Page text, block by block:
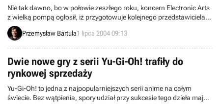
Nie tak dawno, bo w połowie zeszłego roku, koncern Electronic Arts
z wielką pompą ogłosił, iż przygotowuje kolejnego przedstawiciela
serii Ultima, reprezentującego gatunek MMOcRPG. Grę
zatytułowano Ultima X: Odyssey i jako docelowy termin jej premiery
projektu wstrzymano i nigdy nie będzie nam dane zagrać w ten tytuł.
Tym samym Ultima X: Odyssey dołącza do licznego w tym roku
Fantasy Live Online), których produkcję wstrzymano.
Przemysław Bartula1 lipca 2004 09:13
Dwie nowe gry z serii Yu-Gi-Oh! trafiły do
rynkowej sprzedaży
Yu-Gi-Oh! to jedna z najpopularniejszych serii anime na całym
świecie. Bez wątpienia, spory udział przy sukcesie tego dzieła mają